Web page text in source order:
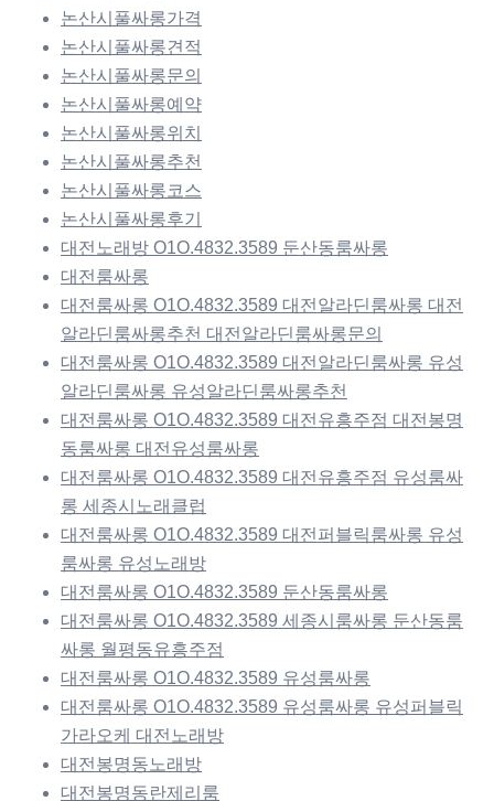
논산시풀싸롱가격
논산시풀싸롱견적
논산시풀싸롱문의
논산시풀싸롱예약
논산시풀싸롱위치
논산시풀싸롱추천
논산시풀싸롱코스
논산시풀싸롱후기
대전노래방 O1O.4832.3589 둔산동룸싸롱
대전룸싸롱
대전룸싸롱 O1O.4832.3589 대전알라딘룸싸롱 대전
알라딘룸싸롱추천 대전알라딘룸싸롱문의
대전룸싸롱 O1O.4832.3589 대전알라딘룸싸롱 유성
알라딘룸싸롱 유성알라딘룸싸롱추천
대전룸싸롱 O1O.4832.3589 대전유흥주점 대전봉명
동룸싸롱 대전유성룸싸롱
대전룸싸롱 O1O.4832.3589 대전유흥주점 유성룸싸
롱 세종시노래클럽
대전룸싸롱 O1O.4832.3589 대전퍼블릭룸싸롱 유성
룸싸롱 유성노래방
대전룸싸롱 O1O.4832.3589 둔산동룸싸롱
대전룸싸롱 O1O.4832.3589 세종시룸싸롱 둔산동룸
싸롱 월평동유흥주점
대전룸싸롱 O1O.4832.3589 유성룸싸롱
대전룸싸롱 O1O.4832.3589 유성룸싸롱 유성퍼블릭
가라오케 대전노래방
대전봉명동노래방
대전봉명동란제리룸